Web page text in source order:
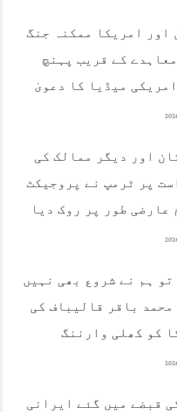
اور امریکا ممکنہ جنگ
کے قریب پہنچ
میڈیا کا دعویٰ
اور دیگر ممالک کی
پر ٹرمپ نے پروجیکٹ
عارضی طور پر روک دیا
تو ہم نے شروع بھی نہیں
محمد باقر قالیباف کی
کو کھلی وارننگ
قبضے میں گئے ایرانی